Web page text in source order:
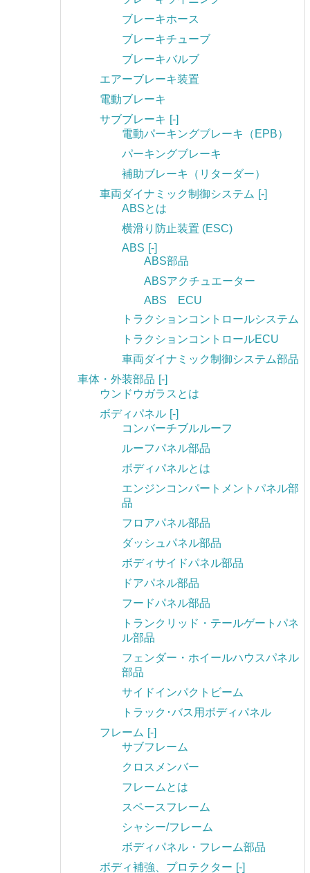
ブレーキホース
ブレーキチューブ
ブレーキバルブ
エアーブレーキ装置
電動ブレーキ
サブブレーキ [-]
電動パーキングブレーキ（EPB）
パーキングブレーキ
補助ブレーキ（リターダー）
車両ダイナミック制御システム [-]
ABSとは
横滑り防止装置 (ESC)
ABS [-]
ABS部品
ABSアクチュエーター
ABS ECU
トラクションコントロールシステム
トラクションコントロールECU
車両ダイナミック制御システム部品
車体・外装部品 [-]
ウンドウガラスとは
ボディパネル [-]
コンバーチブルルーフ
ルーフパネル部品
ボディパネルとは
エンジンコンパートメントパネル部
品
フロアパネル部品
ダッシュパネル部品
ボディサイドパネル部品
ドアパネル部品
フードパネル部品
トランクリッド・テールゲートパネ
ル部品
フェンダー・ホイールハウスパネル
部品
サイドインパクトビーム
トラック･バス用ボディパネル
フレーム [-]
サブフレーム
クロスメンバー
フレームとは
スペースフレーム
シャシー/フレーム
ボディパネル・フレーム部品
ボディ補強、プロテクター [-]